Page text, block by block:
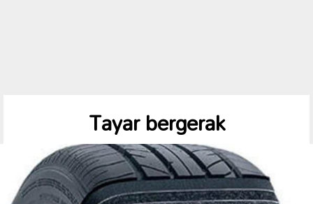
Tayar bergerak